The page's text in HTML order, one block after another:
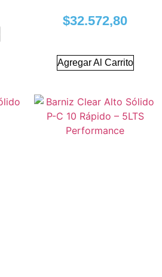
$32.572,80
Agregar Al Carrito